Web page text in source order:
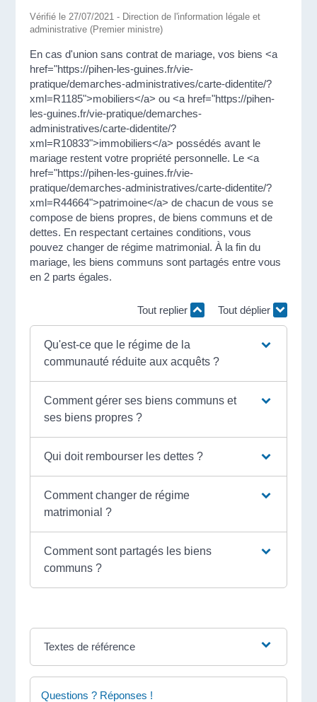
Vérifié le 27/07/2021 - Direction de l'information légale et
administrative (Premier ministre)
En cas d'union sans contrat de mariage, vos biens <a
href="https://pihen-les-guines.fr/vie-
pratique/demarches-administratives/carte-didentite/?
xml=R1185">mobiliers</a> ou <a href="https://pihen-
les-guines.fr/vie-pratique/demarches-
administratives/carte-didentite/?
xml=R10833">immobiliers</a> possédés avant le
mariage restent votre propriété personnelle. Le <a
href="https://pihen-les-guines.fr/vie-
pratique/demarches-administratives/carte-didentite/?
xml=R44664">patrimoine</a> de chacun de vous se
compose de biens propres, de biens communs et de
dettes. En respectant certaines conditions, vous
pouvez changer de régime matrimonial. À la fin du
mariage, les biens communs sont partagés entre vous
en 2 parts égales.
Tout replier Tout déplier
Qu'est-ce que le régime de la
communauté réduite aux acquêts ?
Comment gérer ses biens communs et
ses biens propres ?
Qui doit rembourser les dettes ?
Comment changer de régime
matrimonial ?
Comment sont partagés les biens
communs ?
Textes de référence
Questions ? Réponses !